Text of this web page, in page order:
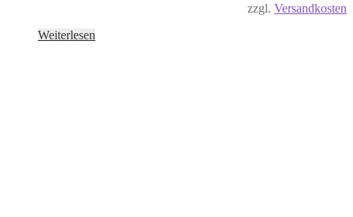
zzgl. Versandkosten
Weiterlesen